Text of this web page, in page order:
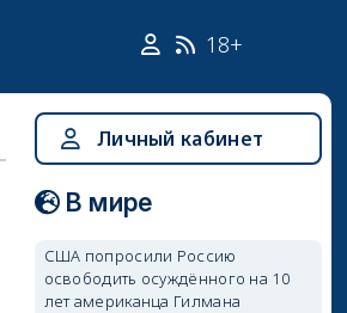
18+
Личный кабинет
В мире
США попросили Россию
освободить осуждённого на 10
лет американца Гилмана